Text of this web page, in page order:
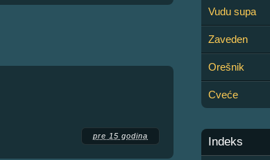
pre 15 godina
Vudu supa
Zaveden
Orešnik
Cveće
Indeks